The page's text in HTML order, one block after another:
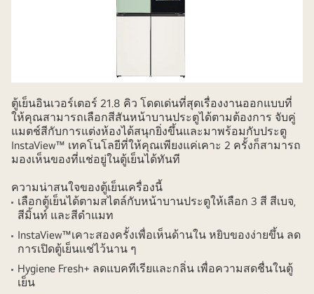
ตู้เย็นอินเวอร์เตอร์ 21.8 คิว โดดเด่นที่สุดเรื่องงานออกแบบที่
ให้คุณสามารถเลือกสีสันหน้าบานประตูได้ตามต้องการ จับคู่
แมตช์สีกับการแต่งห้องได้สนุกยิ่งขึ้นและมาพร้อมกับประตู
InstaView™ เทคโนโลยีที่ให้คุณเพียงแค่เคาะ 2 ครั้งก็สามารถ
มองเห็นของที่แช่อยู่ในตู้เย็นได้ทันที
ความน่าสนใจของตู้เย็นเครื่องนี้
เลือกตู้เย็นได้ตามสไตล์กับหน้าบานประตูให้เลือก 3 สี สีเบจ,
สีมิ้นท์ และสีดำแมท
InstaView™เคาะสองครั้งเพื่อเห็นด้านใน หยิบของง่ายขึ้น ลด
การเปิดตู้เย็นแช่ไว้นาน ๆ
Hygiene Fresh+ ลดแบคทีเรียและกลิ่น เพื่อความสดชื่นในตู้
เย็น